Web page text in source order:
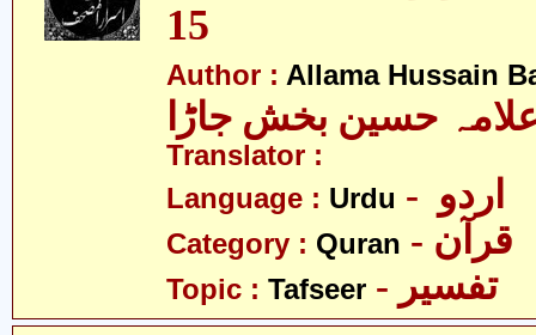
15
Author : Allama Hussain
حسین بخش جاڑا
Translator :
Language : Urdu
Category : Quran - قرآن
Topic : Tafseer - تفسیر